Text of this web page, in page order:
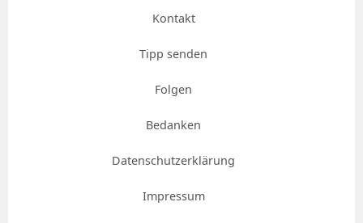
Kontakt
Tipp senden
Folgen
Bedanken
Datenschutzerklärung
Impressum